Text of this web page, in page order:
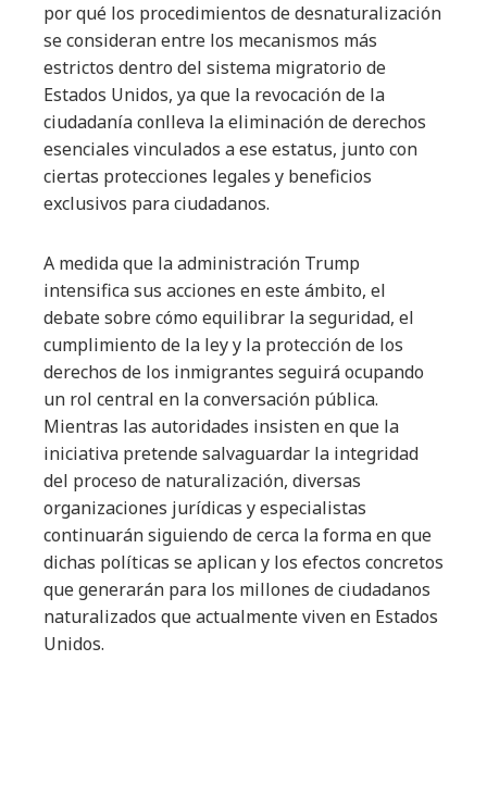
por qué los procedimientos de desnaturalización
se consideran entre los mecanismos más
estrictos dentro del sistema migratorio de
Estados Unidos, ya que la revocación de la
ciudadanía conlleva la eliminación de derechos
esenciales vinculados a ese estatus, junto con
ciertas protecciones legales y beneficios
exclusivos para ciudadanos.
A medida que la administración Trump
intensifica sus acciones en este ámbito, el
debate sobre cómo equilibrar la seguridad, el
cumplimiento de la ley y la protección de los
derechos de los inmigrantes seguirá ocupando
un rol central en la conversación pública.
Mientras las autoridades insisten en que la
iniciativa pretende salvaguardar la integridad
del proceso de naturalización, diversas
organizaciones jurídicas y especialistas
continuarán siguiendo de cerca la forma en que
dichas políticas se aplican y los efectos concretos
que generarán para los millones de ciudadanos
naturalizados que actualmente viven en Estados
Unidos.